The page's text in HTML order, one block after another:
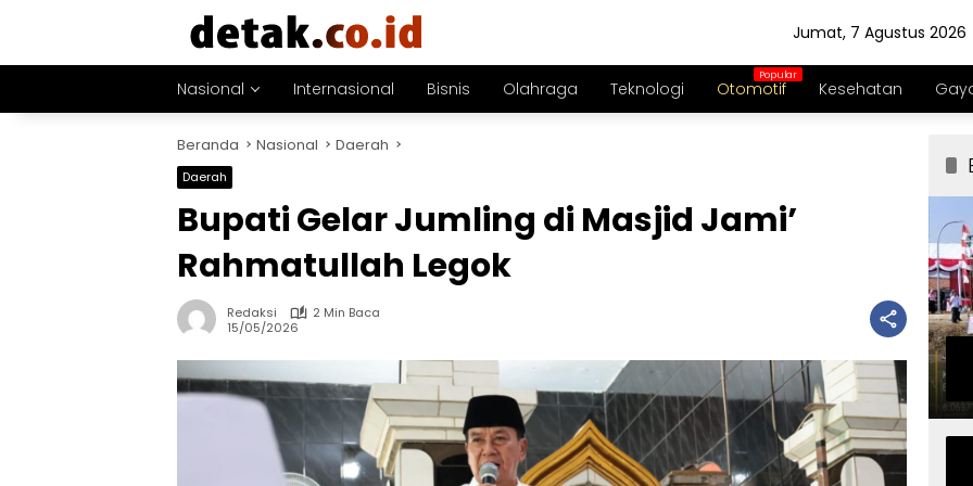
Jumat, 7 Agustus 2026
Nasional Internasional Bisnis Olahraga Teknologi Otomotif Kesehatan
Beranda Nasional Daerah
Daerah
Bupati Gelar Jumling di Masjid Jami’
Rahmatullah Legok
Redaksi
2 Min Baca
15/05/2026